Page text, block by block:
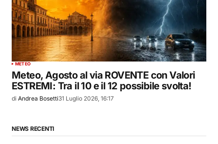
METEO
Meteo, Agosto al via ROVENTE con Valori
ESTREMI: Tra il 10 e il 12 possibile svolta!
di Andrea Bosetti31 Luglio 2026, 16:17
NEWS RECENTI